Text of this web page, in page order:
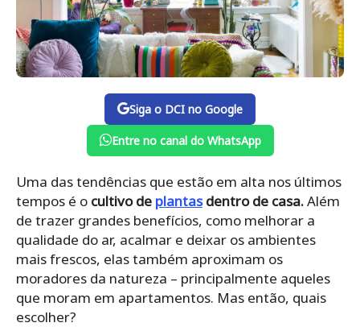
Siga o DCI no Google
Entre no canal do WhatsApp
Uma das tendências que estão em alta nos últimos
tempos é o cultivo de plantasdentro de casa.Além
de trazer grandes benefícios, como melhorar a
qualidade do ar, acalmar e deixar os ambientes
mais frescos, elas também aproximam os
moradores da natureza – principalmente aqueles
que moram em apartamentos. Mas então, quais
escolher?